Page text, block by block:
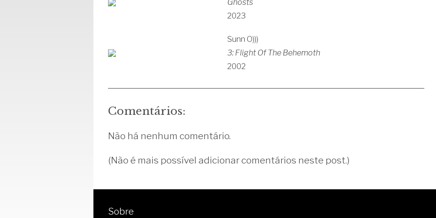
Ghosts
2023
Sunn O)))
3: Flight Of The Behemoth
2002
Comentários:
Não há nenhum comentário.
(Não é mais possível adicionar comentários neste post.)
Sobre